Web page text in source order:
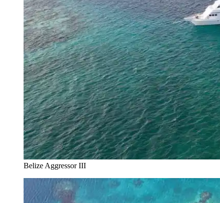
Belize Aggressor III